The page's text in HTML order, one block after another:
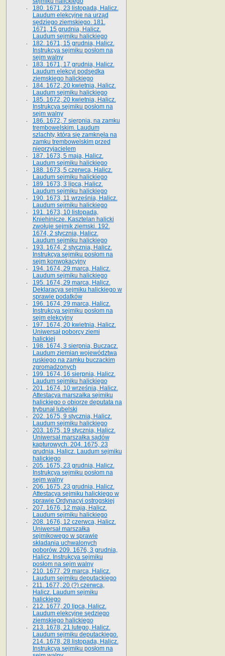
180. 1671, 23 listopada, Halicz.
Laudum elekcyjne na urząd
sędziego ziemskiego. 181.
1671, 15 grudnia, Halicz.
Laudum sejmiku halickiego
182. 1671, 15 grudnia, Halicz.
Instrukcya sejmiku posłom na
sejm walny
183. 1671, 17 grudnia, Halicz.
Laudum elekcyi podsędka
ziemskiego halickiego
184. 1672, 20 kwietnia, Halicz.
Laudum sejmiku halickiego
185. 1672, 20 kwietnia, Halicz.
Instrukcya sejmiku posłom na
sejm walny
186. 1672, 7 sierpnia, na zamku
trembowelskim. Laudum
szlachty, która się zamknęła na
zamku trembowelskim przed
nieprzyjacielem
187. 1673, 5 maja, Halicz.
Laudum sejmiku halickiego
188. 1673, 5 czerwca, Halicz.
Laudum sejmiku halickiego
189. 1673, 3 lipca, Halicz.
Laudum sejmiku halickiego
190. 1673, 11 września, Halicz.
Laudum sejmiku halickiego
191. 1673, 10 listopada,
Kniehinicze. Kasztelan halicki
zwołuje sejmik ziemski. 192.
1674, 2 stycznia, Halicz.
Laudum sejmiku halickiego
193. 1674, 2 stycznia, Halicz.
Instrukcya sejmiku posłom na
sejm konwokacyjny
194. 1674, 29 marca, Halicz.
Laudum sejmiku halickiego
195. 1674, 29 marca, Halicz.
Deklaracya sejmiku halickiego w
sprawie podatków
196. 1674, 29 marca, Halicz.
Instrukcya sejmiku posłom na
sejm elekcyjny
197. 1674, 20 kwietnia, Halicz.
Uniwersał poborcy ziemi
halickiej
198. 1674, 3 sierpnia, Buczacz.
Laudum ziemian województwa
ruskiego na zamku buczackim
zgromadzonych
199. 1674, 16 sierpnia, Halicz.
Laudum sejmiku halickiego
201. 1674, 10 września, Halicz.
Attestacya marszałka sejmiku
halickiego o obiorze deputata na
trybunał lubelski
202. 1675, 9 stycznia, Halicz.
Laudum sejmiku halickiego
203. 1675, 19 stycznia, Halicz.
Uniwersał marszałka sądów
kapturowych. 204. 1675, 23
grudnia, Halicz. Laudum sejmiku
halickiego
205. 1675, 23 grudnia, Halicz.
Instrukcya sejmiku posłom na
sejm walny
206. 1675, 23 grudnia, Halicz.
Attestacya sejmiku halickiego w
sprawie Ordynacyi ostrogskiej
207. 1676, 12 maja, Halicz.
Laudum sejmiku halickiego
208. 1676, 12 czerwca, Halicz.
Uniwersał marszałka
sejmikowego w sprawie
składania uchwalonych
poborów. 209. 1676, 3 grudnia,
Halicz. Instrukcya sejmiku
posłom na sejm walny
210. 1677, 29 marca, Halicz.
Laudum sejmiku deputackiego
211. 1677, 20 (?) czerwca,
Halicz. Laudum sejmiku
halickiego
212. 1677, 20 lipca, Halicz.
Laudum elekcyjne sędziego
ziemskiego halickiego
213. 1678, 21 lutego, Halicz.
Laudum sejmiku deputackiego.
214. 1678, 28 listopada, Halicz.
Instrukcya sejmiku posłom na